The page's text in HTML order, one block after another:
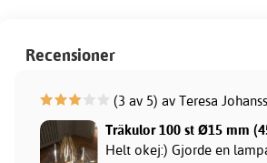
Recensioner
(3 av 5) av Teresa
Träkulor 100 st Ø15 mm
Helt okej:) Gjorde en